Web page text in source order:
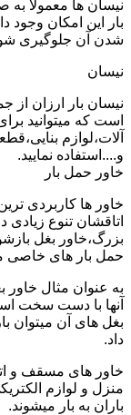
نیسان ها معمولا
بار این امکان وجود
شدن آن جلوگیری
نیسان
نیسان بار ارزان از
است که میتوانید
آلات،لوازم
و....استفاده نمایید.
خاور حمل بار
خاور ها کاربردی
اتاقشان تنوع زیادی
بزرگ،خاور بغل
حمل بار های خاصی
به عنوان مثال خاور
آنها با دست سخت
بغل های آن میتوان
داد.
خاور های مسقف و
منزل و لوازم
باران به بار میشوند.